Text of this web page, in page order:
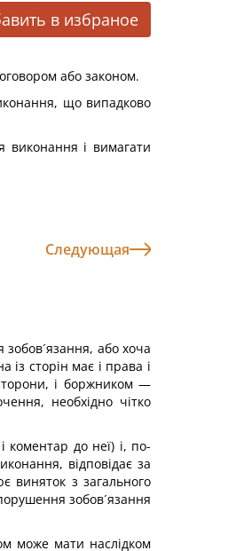
в избраное
або законом.
що випадково
виконання і вимагати
Следующая
або хоча
сторін має і права і
і боржником —
необхідно чітко
і коментар до неї) і, по-
відповідає за
виняток з загального
зобов´язання
може мати наслідком